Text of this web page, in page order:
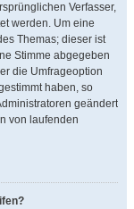
Verfasser,
werden. Um eine
Themas; dieser ist
Stimme abgegeben
die Umfrageoption
haben, so
geändert
von laufenden